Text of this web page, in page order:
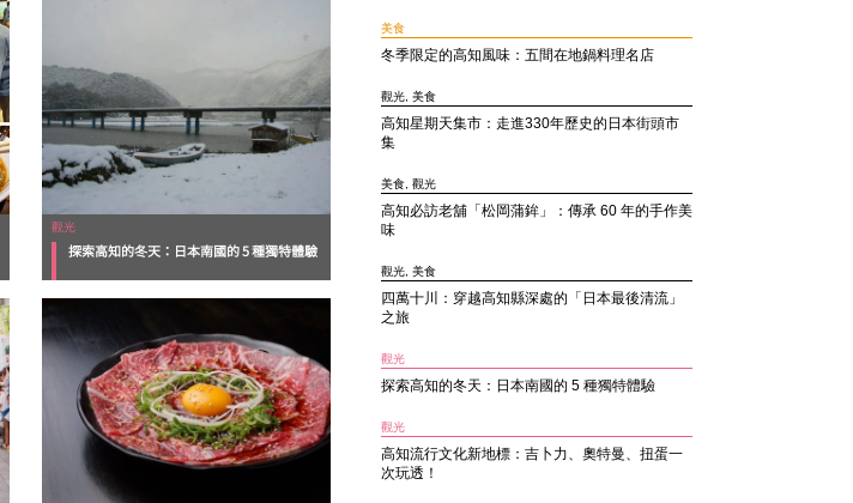
觀光
探索高知的冬天：日本南國的 5 種獨特體驗
美食
冬季限定的高知風味：五間在地鍋料理名店
觀光, 美食
高知星期天集市：走進330年歷史的日本街頭市
集
美食, 觀光
高知必訪老舖「松岡蒲鉾」：傳承 60 年的手作美
味
觀光, 美食
四萬十川：穿越高知縣深處的「日本最後清流」
之旅
觀光
探索高知的冬天：日本南國的 5 種獨特體驗
觀光
高知流行文化新地標：吉卜力、奧特曼、扭蛋一
次玩透！